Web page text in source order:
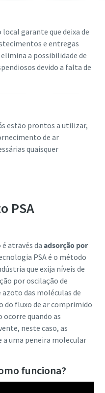
ecológica e mais
garante que deixa de
e entregas
a possibilidade de
devido a falta de
estão prontos a utilizar,
de ar
quaisquer
PSA
através da adsorção por
PSA é o método
que exija níveis de
por oscilação de
azoto das moléculas de
do fluxo de ar comprimido
ocorre quando as
neste caso, as
uma peneira molecular
funciona?